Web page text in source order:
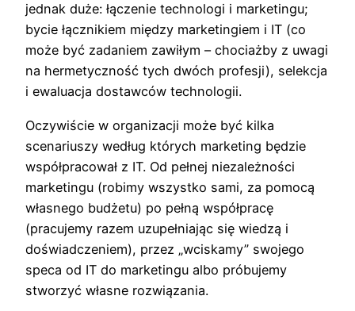
jednak duże: łączenie technologi i marketingu;
bycie łącznikiem między marketingiem i IT (co
może być zadaniem zawiłym – chociażby z uwagi
na hermetyczność tych dwóch profesji), selekcja
i ewaluacja dostawców technologii.
Oczywiście w organizacji może być kilka
scenariuszy według których marketing będzie
współpracował z IT. Od pełnej niezależności
marketingu (robimy wszystko sami, za pomocą
własnego budżetu) po pełną współpracę
(pracujemy razem uzupełniając się wiedzą i
doświadczeniem), przez „wciskamy” swojego
speca od IT do marketingu albo próbujemy
stworzyć własne rozwiązania.